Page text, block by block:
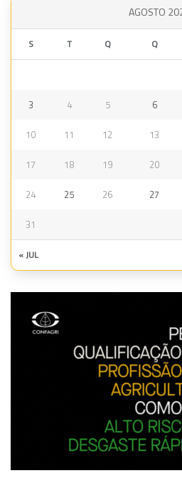
AGOSTO
S T Q Q
3 4 5 6
10 11 12 13
17 18 19 20
24 25 26 27
31
« JUL